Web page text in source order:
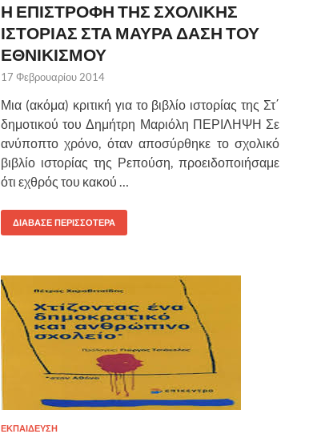
Η ΕΠΙΣΤΡΟΦΗ ΤΗΣ ΣΧΟΛΙΚΗΣ
ΙΣΤΟΡΙΑΣ ΣΤΑ ΜΑΥΡΑ ΔΑΣΗ ΤΟΥ
ΕΘΝΙΚΙΣΜΟΥ
17 Φεβρουαρίου 2014
Μια (ακόμα) κριτική για το βιβλίο ιστορίας της Στ΄
δημοτικού του Δημήτρη Μαριόλη ΠΕΡΙΛΗΨΗ Σε
ανύποπτο χρόνο, όταν αποσύρθηκε το σχολικό
βιβλίο ιστορίας της Ρεπούση, προειδοποιήσαμε
ότι εχθρός του κακού …
ΔΙΑΒΑΣΕ ΠΕΡΙΣΣΟΤΕΡΑ
ΕΚΠΑΙΔΕΥΣΗ